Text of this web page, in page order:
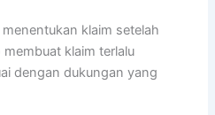
klaim setelah
klaim terlalu
dengan dukungan yang